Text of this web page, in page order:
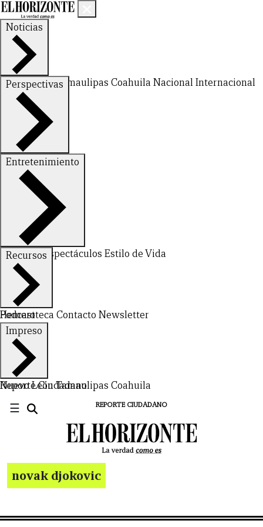
Noticias
Nuevo LeónTamaulipas Coahuila NacionalInternacional
Perspectivas
FinanzasOpinión
Entretenimiento
DeportesEspectáculos Estilo de Vida
Recursos
Hemeroteca Contacto Newsletter
Podcast
Impreso
Nuevo LeónTamaulipas Coahuila
Reporte Ciudadano
☰ REPORTE CIUDADANO
novak djokovic